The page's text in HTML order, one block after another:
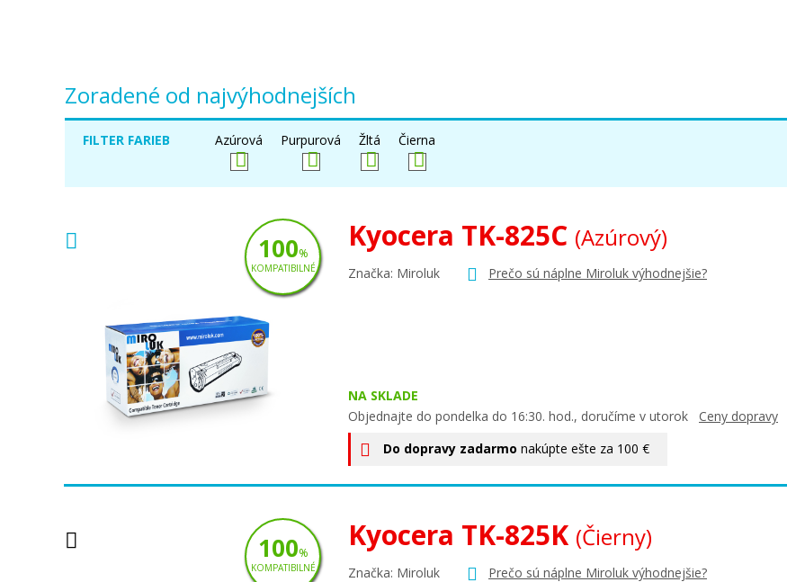
Zoradené od najvýhodnejších
FILTER FARIEB Azúrová Purpurová Žltá Čierna
Kyocera TK-825C (Azúrový)
Značka: Miroluk Prečo sú náplne Miroluk výhodnejšie?
NA SKLADE
Objednajte do pondelka do 16:30. hod., doručíme v utorok Ceny dopravy
Do dopravy zadarmo nakúpte ešte za 100 €
100%
KOMPATIBILNÉ
Kyocera TK-825K (Čierny)
Značka: Miroluk Prečo sú náplne Miroluk výhodnejšie?
100%
KOMPATIBILNÉ